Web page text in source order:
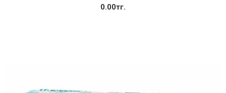
0.00тг.